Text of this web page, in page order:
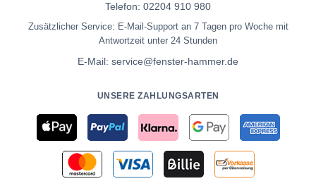
Telefon: 02204 910 980
Zusätzlicher Service: E-Mail-Support an 7 Tagen pro Woche mit
Antwortzeit unter 24 Stunden
E-Mail: service@fenster-hammer.de
UNSERE ZAHLUNGSARTEN